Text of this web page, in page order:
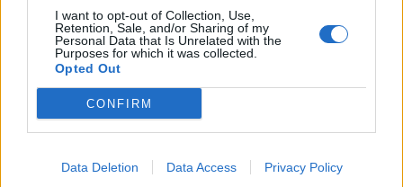
I want to opt-out of Collection, Use,
Retention, Sale, and/or Sharing of my
Personal Data that Is Unrelated with the
Purposes for which it was collected.
Opted Out
CONFIRM
Data Deletion Data Access Privacy Policy
Design
ZTE Blade V50 Design 5G ha un design flat e ultrasottile di soli
7.98mm. Disponibile in varie colorazioni.
L’offerta